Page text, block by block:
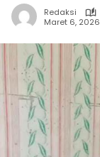
Redaksi
Maret 6, 2026